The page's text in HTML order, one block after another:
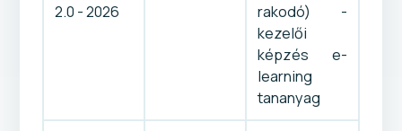
2.0 - 2026
rakodó) -
kezelői
képzés e-
learning
tananyag